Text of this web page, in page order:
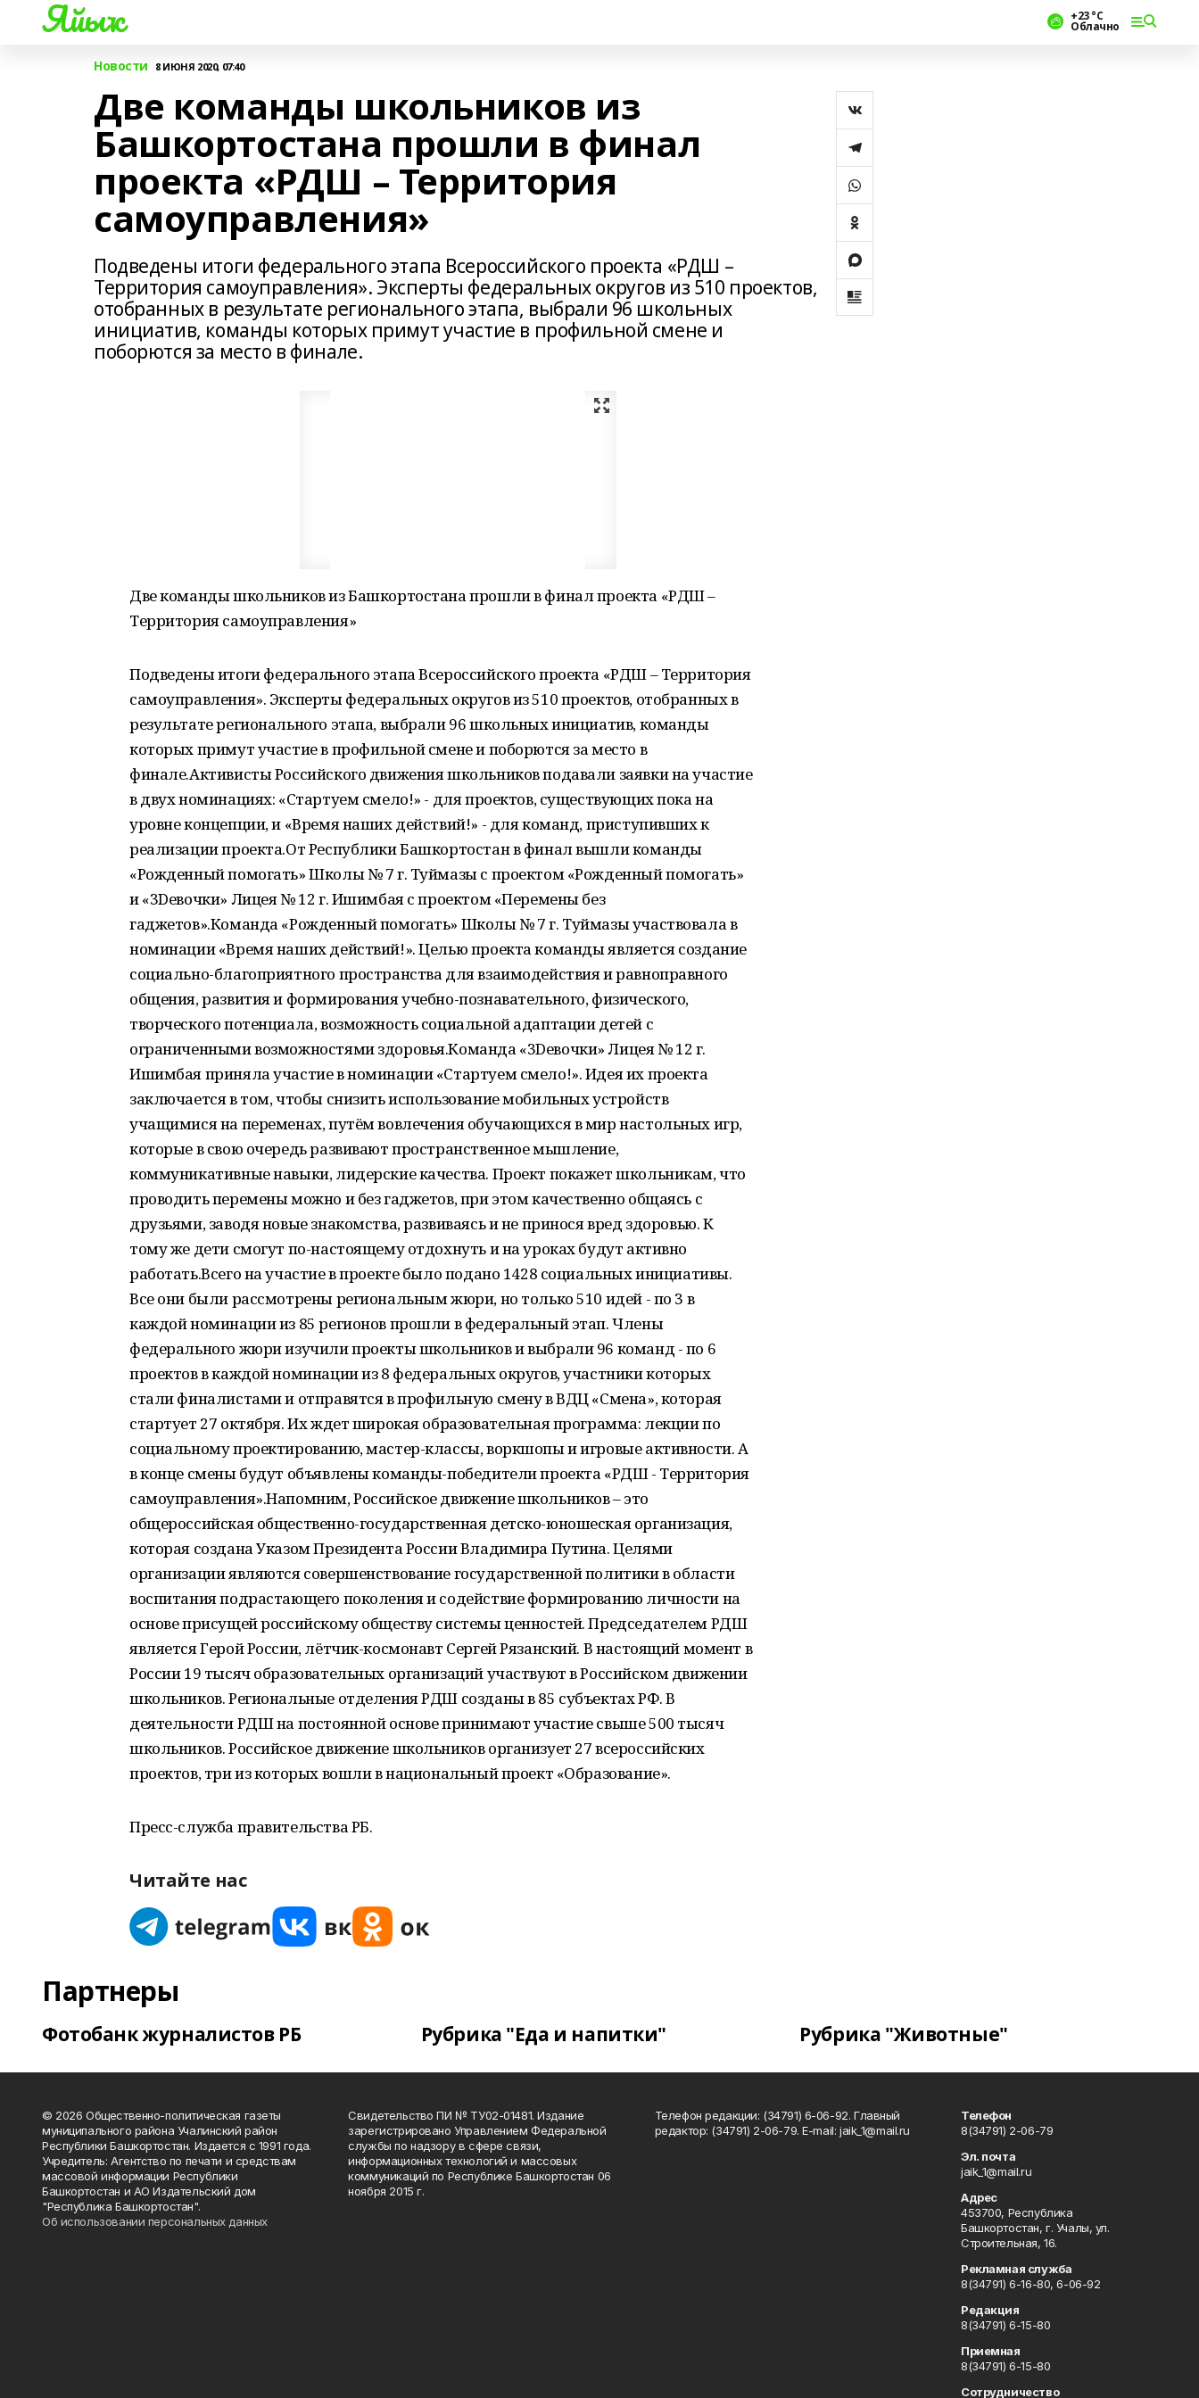
Яйыҡ +23 °С
Облачно
Новости 8 ИЮНЯ 2020, 07:40
Две команды школьников из
Башкортостана прошли в финал
проекта «РДШ – Территория
самоуправления»
Подведены итоги федерального этапа Всероссийского проекта «РДШ –
Территория самоуправления». Эксперты федеральных округов из 510 проектов,
отобранных в результате регионального этапа, выбрали 96 школьных
инициатив, команды которых примут участие в профильной смене и
поборются за место в финале.
Две команды школьников из Башкортостана прошли в финал проекта «РДШ –
Территория самоуправления»
Подведены итоги федерального этапа Всероссийского проекта «РДШ – Территория
самоуправления». Эксперты федеральных округов из 510 проектов, отобранных в
результате регионального этапа, выбрали 96 школьных инициатив, команды
которых примут участие в профильной смене и поборются за место в
финале.Активисты Российского движения школьников подавали заявки на участие
в двух номинациях: «Стартуем смело!» - для проектов, существующих пока на
уровне концепции, и «Время наших действий!» - для команд, приступивших к
реализации проекта.От Республики Башкортостан в финал вышли команды
«Рожденный помогать» Школы № 7 г. Туймазы с проектом «Рожденный помогать»
и «3Dевочки» Лицея № 12 г. Ишимбая с проектом «Перемены без
гаджетов».Команда «Рожденный помогать» Школы № 7 г. Туймазы участвовала в
номинации «Время наших действий!». Целью проекта команды является создание
социально-благоприятного пространства для взаимодействия и равноправного
общения, развития и формирования учебно-познавательного, физического,
творческого потенциала, возможность социальной адаптации детей с
ограниченными возможностями здоровья.Команда «3Dевочки» Лицея № 12 г.
Ишимбая приняла участие в номинации «Стартуем смело!». Идея их проекта
заключается в том, чтобы снизить использование мобильных устройств
учащимися на переменах, путём вовлечения обучающихся в мир настольных игр,
которые в свою очередь развивают пространственное мышление,
коммуникативные навыки, лидерские качества. Проект покажет школьникам, что
проводить перемены можно и без гаджетов, при этом качественно общаясь с
друзьями, заводя новые знакомства, развиваясь и не принося вред здоровью. К
тому же дети смогут по-настоящему отдохнуть и на уроках будут активно
работать.Всего на участие в проекте было подано 1428 социальных инициативы.
Все они были рассмотрены региональным жюри, но только 510 идей - по 3 в
каждой номинации из 85 регионов прошли в федеральный этап. Члены
федерального жюри изучили проекты школьников и выбрали 96 команд - по 6
проектов в каждой номинации из 8 федеральных округов, участники которых
стали финалистами и отправятся в профильную смену в ВДЦ «Смена», которая
стартует 27 октября. Их ждет широкая образовательная программа: лекции по
социальному проектированию, мастер-классы, воркшопы и игровые активности. А
в конце смены будут объявлены команды-победители проекта «РДШ - Территория
самоуправления».Напомним, Российское движение школьников – это
общероссийская общественно-государственная детско-юношеская организация,
которая создана Указом Президента России Владимира Путина. Целями
организации являются совершенствование государственной политики в области
воспитания подрастающего поколения и содействие формированию личности на
основе присущей российскому обществу системы ценностей. Председателем РДШ
является Герой России, лётчик-космонавт Сергей Рязанский. В настоящий момент в
России 19 тысяч образовательных организаций участвуют в Российском движении
школьников. Региональные отделения РДШ созданы в 85 субъектах РФ. В
деятельности РДШ на постоянной основе принимают участие свыше 500 тысяч
школьников. Российское движение школьников организует 27 всероссийских
проектов, три из которых вошли в национальный проект «Образование».
Пресс-служба правительства РБ.
Читайте нас
Партнеры
Фотобанк журналистов РБ Рубрика "Еда и напитки" Рубрика "Животные"
© 2026 Общественно-политическая газеты
муниципального района Учалинский район
Республики Башкортостан. Издается с 1991 года.
Учредитель: Агентство по печати и средствам
массовой информации Республики
Башкортостан и АО Издательский дом
"Республика Башкортостан".
Об использовании персональных данных
Свидетельство ПИ № ТУ02-01481. Издание
зарегистрировано Управлением Федеральной
службы по надзору в сфере связи,
информационных технологий и массовых
коммуникаций по Республике Башкортостан 06
ноября 2015 г.
Телефон редакции: (34791) 6-06-92. Главный
редактор: (34791) 2-06-79. Е-mаil: jaik_1@mail.ru
Телефон
8(34791) 2-06-79
Эл. почта
jaik_1@mail.ru
Адрес
453700, Республика
Башкортостан, г. Учалы, ул.
Строительная, 16.
Рекламная служба
8(34791) 6-16-80, 6-06-92
Редакция
8(34791) 6-15-80
Приемная
8(34791) 6-15-80
Сотрудничество